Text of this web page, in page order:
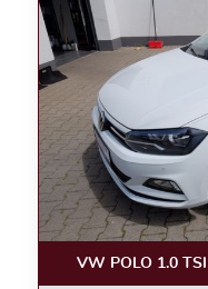
VW POLO 1.0 TSI